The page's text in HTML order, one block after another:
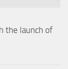
the launch of